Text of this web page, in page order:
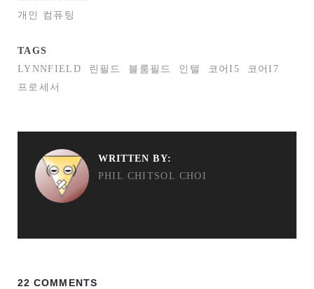
개인 컴퓨팅
TAGS
LYNNFIELD
린필드 블룸필드 인텔 코어I5
코어I7
프로세서
WRITTEN BY:
PHIL CHITSOL CHOI
22 COMMENTS